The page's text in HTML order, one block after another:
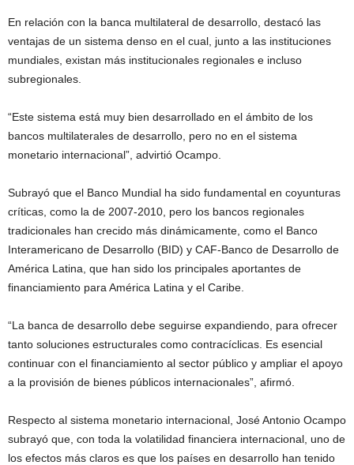
En relación con la banca multilateral de desarrollo, destacó las
ventajas de un sistema denso en el cual, junto a las instituciones
mundiales, existan más institucionales regionales e incluso
subregionales.
“Este sistema está muy bien desarrollado en el ámbito de los
bancos multilaterales de desarrollo, pero no en el sistema
monetario internacional”, advirtió Ocampo.
Subrayó que el Banco Mundial ha sido fundamental en coyunturas
críticas, como la de 2007-2010, pero los bancos regionales
tradicionales han crecido más dinámicamente, como el Banco
Interamericano de Desarrollo (BID) y CAF-Banco de Desarrollo de
América Latina, que han sido los principales aportantes de
financiamiento para América Latina y el Caribe.
“La banca de desarrollo debe seguirse expandiendo, para ofrecer
tanto soluciones estructurales como contracíclicas. Es esencial
continuar con el financiamiento al sector público y ampliar el apoyo
a la provisión de bienes públicos internacionales”, afirmó.
Respecto al sistema monetario internacional, José Antonio Ocampo
subrayó que, con toda la volatilidad financiera internacional, uno de
los efectos más claros es que los países en desarrollo han tenido